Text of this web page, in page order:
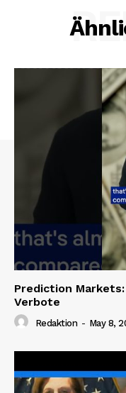
Prediction
Verbote
Redaktion - May 8,